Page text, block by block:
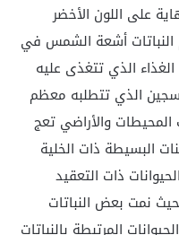
على اللون الأخضر
النباتات أشعة الشمس في
الذي تتغذى عليه
الذي تتطلبه معظم
المحيطات والأراضي تعج
البسيطة ذات الخلية
ذات التعقيد
نمت بعض النباتات
المرتبطة بالنباتات